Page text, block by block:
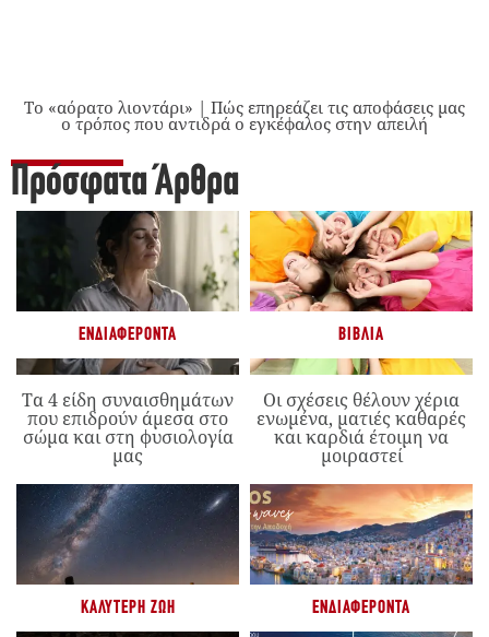
Το «αόρατο λιοντάρι» | Πώς επηρεάζει τις αποφάσεις μας
ο τρόπος που αντιδρά ο εγκέφαλος στην απειλή
Πρόσφατα Άρθρα
ΕΝΔΙΑΦΈΡΟΝΤΑ
Τα 4 είδη συναισθημάτων
που επιδρούν άμεσα στο
σώμα και στη φυσιολογία
μας
ΒΙΒΛΊΑ
Οι σχέσεις θέλουν χέρια
ενωμένα, ματιές καθαρές
και καρδιά έτοιμη να
μοιραστεί
ΚΑΛΎΤΕΡΗ ΖΩΉ ΕΝΔΙΑΦΈΡΟΝΤΑ